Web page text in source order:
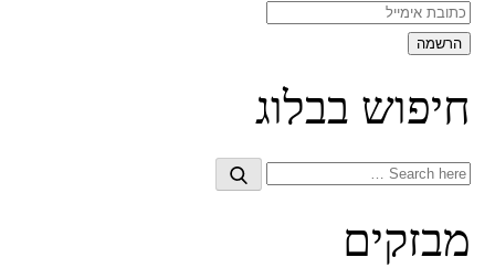
חיפוש בבלוג
Search
Search
מבזקים